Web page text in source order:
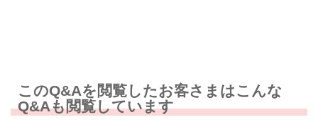
このQ&Aを閲覧したお客さまはこんな
Q&Aも閲覧しています